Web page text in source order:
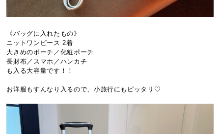
《バッグに入れたもの》
ニットワンピース 2着
大きめのポーチ／化粧ポーチ
長財布／スマホ／ハンカチ
も入る大容量です！！
お洋服もすんなり入るので、小旅行にもピッタリ♡